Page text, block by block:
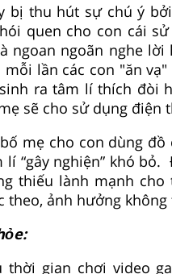
bị thu hút sự chú ý
quen cho con cái
ngoan ngoãn nghe lời
lần các con "ăn
ra tâm lí thích đòi
sẽ cho sử dụng điện
mẹ cho con dùng
“gây nghiện” khó
thiếu lành mạnh cho
theo, ảnh hưởng
thời gian chơi video